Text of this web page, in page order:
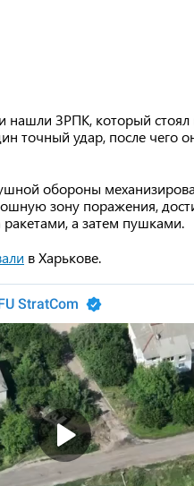
ЗРПК, который стоял
точный удар, после чего
обороны
зону поражения,
а затем пушками.
в Харькове.